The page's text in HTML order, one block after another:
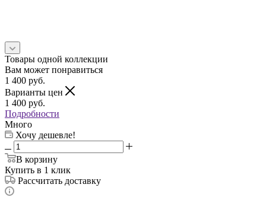
Товары одной коллекции
Вам может понравиться
1 400 руб.
Варианты цен
1 400 руб.
Подробности
Много
Хочу дешевле!
В корзину
Купить в 1 клик
Рассчитать доставку